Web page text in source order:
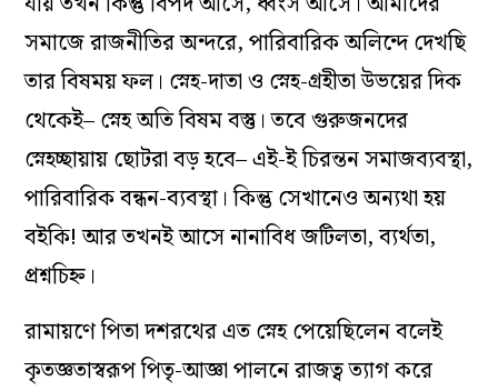
সমাজে রাজনীতির অন্দরে, পারিবারিক অলিন্দে দেখছি
তার বিষময় ফল। স্নেহ-দাতা ও স্নেহ-গ্রহীতা উভয়ের দিক
থেকেই– স্নেহ অতি বিষম বস্তু। তবে গুরুজনদের
স্নেহচ্ছায়ায় ছোটরা বড় হবে– এই-ই চিরন্তন সমাজব্যবস্থা,
পারিবারিক বন্ধন-ব্যবস্থা। কিন্তু সেখানেও অন্যথা হয়
বইকি! আর তখনই আসে নানাবিধ জটিলতা, ব্যর্থতা,
প্রশ্নচিহ্ন।
রামায়ণে পিতা দশরথের এত স্নেহ পেয়েছিলেন বলেই
কৃতজ্ঞতাস্বরূপ পিতৃ-আজ্ঞা পালনে রাজত্ব ত্যাগ করে